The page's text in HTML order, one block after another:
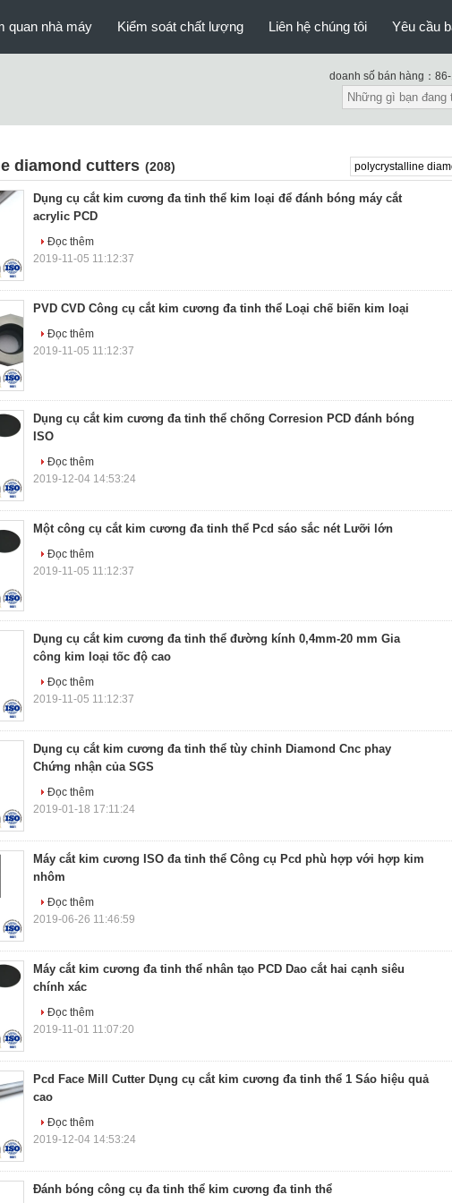
quan nhà máy Kiểm soát chất lượng Liên hệ chúng tôi Yêu cầu
doanh số bán hàng：
diamond cutters (208)
Dụng cụ cắt kim cương đa tinh thể kim loại để đánh bóng máy cắt
acrylic PCD
Đọc thêm
2019-11-05 11:12:37
PVD CVD Công cụ cắt kim cương đa tinh thể Loại chế biến kim loại
Đọc thêm
2019-11-05 11:12:37
Dụng cụ cắt kim cương đa tinh thể chống Corresion PCD đánh bóng
ISO
Đọc thêm
2019-12-04 14:53:24
Một công cụ cắt kim cương đa tinh thể Pcd sáo sắc nét Lưỡi lớn
Đọc thêm
2019-11-05 11:12:37
Dụng cụ cắt kim cương đa tinh thể đường kính 0,4mm-20 mm Gia
công kim loại tốc độ cao
Đọc thêm
2019-11-05 11:12:37
Dụng cụ cắt kim cương đa tinh thể tùy chỉnh Diamond Cnc phay
Chứng nhận của SGS
Đọc thêm
2019-01-18 17:11:24
Máy cắt kim cương ISO đa tinh thể Công cụ Pcd phù hợp với hợp kim
nhôm
Đọc thêm
2019-06-26 11:46:59
Máy cắt kim cương đa tinh thể nhân tạo PCD Dao cắt hai cạnh siêu
chính xác
Đọc thêm
2019-11-01 11:07:20
Pcd Face Mill Cutter Dụng cụ cắt kim cương đa tinh thể 1 Sáo hiệu quả
cao
Đọc thêm
2019-12-04 14:53:24
Đánh bóng công cụ đa tinh thể kim cương đa tinh thể